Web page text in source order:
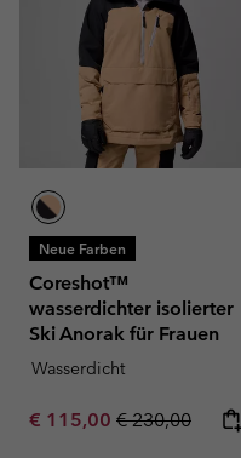
Neue Farben
Coreshot™
wasserdichter isolierter
Ski Anorak für Frauen
Wasserdicht
Sale price:
€ 115,00 Regular price:
€ 230,00